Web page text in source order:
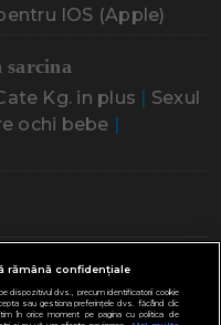
IOS (Apple)
sarcina
Kg. in plus | Sexul
ochi bebe |
cu sarcina
Bebe plange
rămână confidențiale
dispozitivul dvs., precum identificatorii cookie
sau gestiona preferințele dvs. făcând clic
în orice moment pe pagina cu politica de